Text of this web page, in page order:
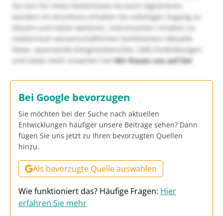
Sie sich für einen kostenlosen Account registrieren
würden! Im Anschluss erhalten Sie sofortigen Zugang zu
diesem und vielen weiteren, interessanten Inhalten zu
medizinisch-wissenschaftlichen Fachthemen! Aktuelle
News, spannende Kongressberichte, CME-Fortbildungen
und vieles mehr erwarten Sie!Wir freuen uns auf Sie!
Bei Google bevorzugen
Sie möchten bei der Suche nach aktuellen
Entwicklungen häufiger unsere Beiträge sehen? Dann
fügen Sie uns jetzt zu Ihren bevorzugten Quellen
hinzu.
Als bevorzugte Quelle auswählen
Wie funktioniert das? Häufige Fragen: Hier
erfahren Sie mehr